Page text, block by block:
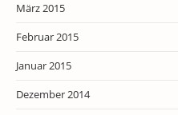
März 2015
Februar 2015
Januar 2015
Dezember 2014